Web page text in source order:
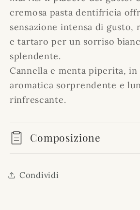
cremosa pasta dentifricia
sensazione intensa di gusto,
e tartaro per un sorriso
splendente.
Cannella e menta piperita, in
aromatica sorprendente e
rinfrescante.
Composizione
Condividi